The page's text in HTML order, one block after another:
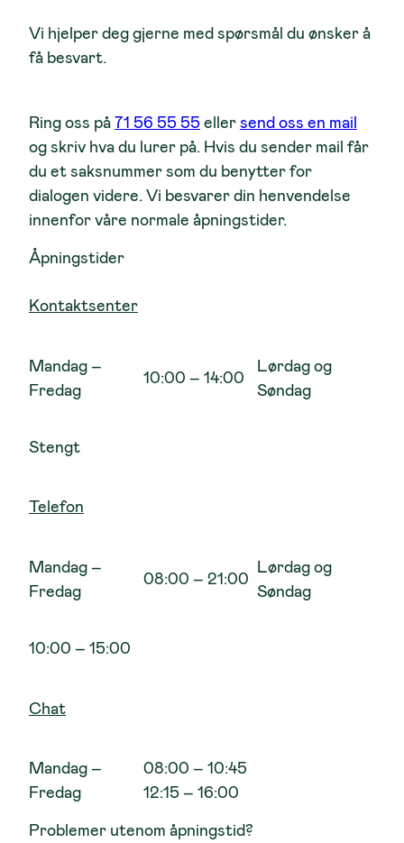
Vi hjelper deg gjerne med spørsmål du ønsker å
få besvart.
Ring oss på71 56 55 55 ellersend oss en mail
og skriv hva du lurer på. Hvis du sender mail får
du et saksnummer som du benytter for
dialogen videre. Vi besvarer din henvendelse
innenfor våre normale åpningstider.
Åpningstider
Kontaktsenter
Mandag –
Fredag
10:00 – 14:00
Lørdag og
Søndag
Stengt
Telefon
Mandag –
Fredag
08:00 – 21:00
Lørdag og
Søndag
10:00 – 15:00
Chat
Mandag –
Fredag
08:00 – 10:45
12:15 – 16:00
Problemer utenom åpningstid?